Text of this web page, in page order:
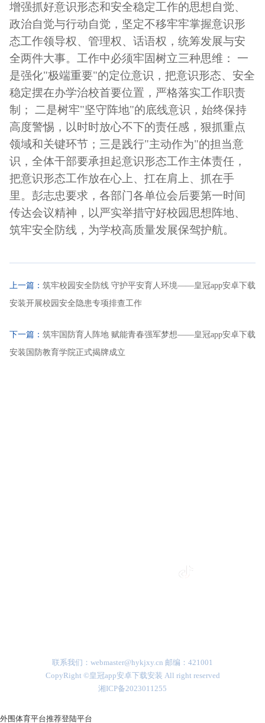
增强抓好意识形态和安全稳定工作的思想自觉、
政治自觉与行动自觉，坚定不移牢牢掌握意识形
态工作领导权、管理权、话语权，统筹发展与安
全两件大事。工作中必须牢固树立三种思维：
一
是强化"极端重要"的定位意识，把意识形态、安全
稳定摆在办学治校首要位置，严格落实工作职责
制； 二是树牢"坚守阵地"的底线意识，始终保持
高度警惕，以时时放心不下的责任感，狠抓重点
领域和关键环节；三是践行"主动作为"的担当意
识，全体干部要承担起意识形态工作主体责任，
把意识形态工作放在心上、扛在肩上、抓在手
里。彭志忠要求，各部门各单位会后要第一时间
传达会议精神，以严实举措守好校园思想阵地、
筑牢安全防线，为学校高质量发展保驾护航。
上一篇： 筑牢校园安全防线 守护平安育人环境——皇冠app安卓下载
安装开展校园安全隐患专项排查工作
下一篇： 筑牢国防育人阵地 赋能青春强军梦想——皇冠app安卓下载
安装国防教育学院正式揭牌成立
联系我们：webmaster@hykjxy.cn 邮编：421001
CopyRight ©皇冠app安卓下载安装 All right reserved
湘ICP备2023011255
外围体育平台推荐登陆平台